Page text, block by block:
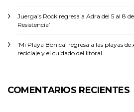
Juerga’s Rock regresa a Adra del 5 al 8
Resistencia’
‘Mi Playa Bonica’ regresa a las playas
reciclaje y el cuidado del litoral
COMENTARIOS RECIENTES